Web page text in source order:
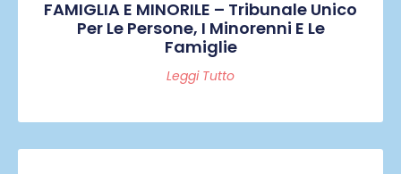
FAMIGLIA E MINORILE – Tribunale Unico
Per Le Persone, I Minorenni E Le
Famiglie
Leggi Tutto